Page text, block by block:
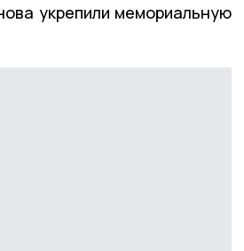
укрепили мемориальную